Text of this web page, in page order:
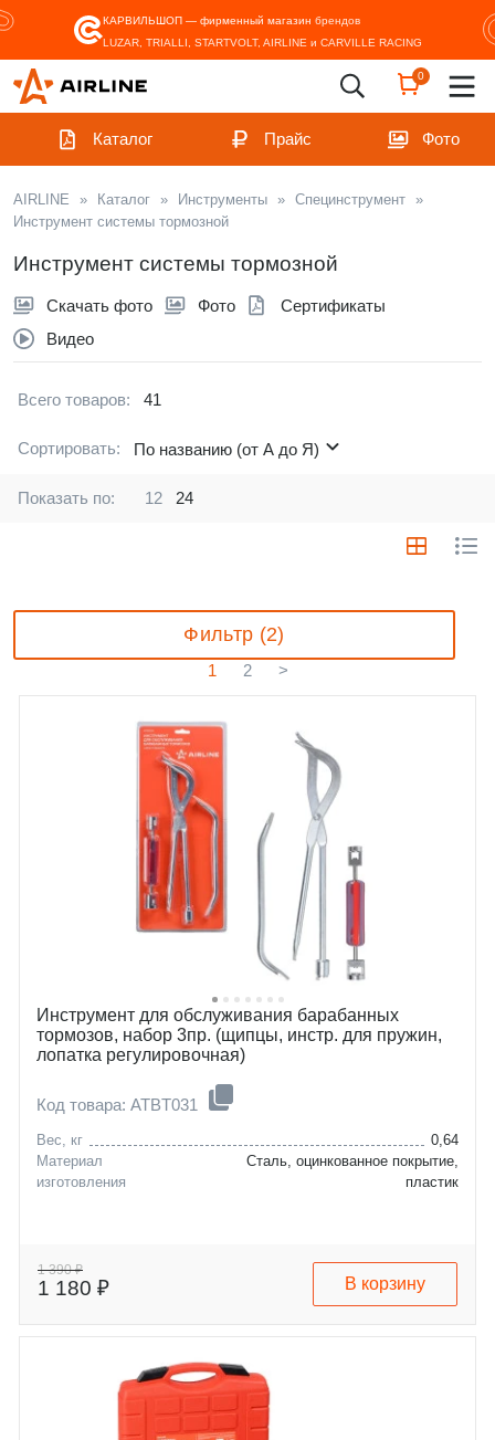
КАРВИЛЬШОП — фирменный магазин брендов
LUZAR, TRIALLI, STARTVOLT, AIRLINE и CARVILLE RACING
0
Каталог Прайс Фото
AIRLINE » Каталог » Инструменты » Специнструмент »
Инструмент системы тормозной
Инструмент системы тормозной
Скачать фото Фото
Сертификаты
Видео
Всего товаров: 41
Сортировать: По названию (от А до Я)
Показать по: 12 24
Фильтр (2)
1 2 >
Инструмент для обслуживания барабанных
тормозов, набор 3пр. (щипцы, инстр. для пружин,
лопатка регулировочная)
Код товара: ATBT031
Вес, кг
0,64
Материал
изготовления
Сталь, оцинкованное покрытие,
пластик
1 390 ₽
1 180 ₽ В корзину